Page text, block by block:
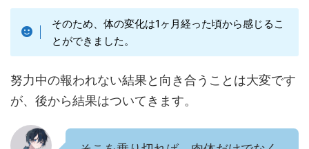
そのため、体の変化は1ヶ月経った頃から感じるこ
とができました。
努力中の報われない結果と向き合うことは大変です
が、後から結果はついてきます。